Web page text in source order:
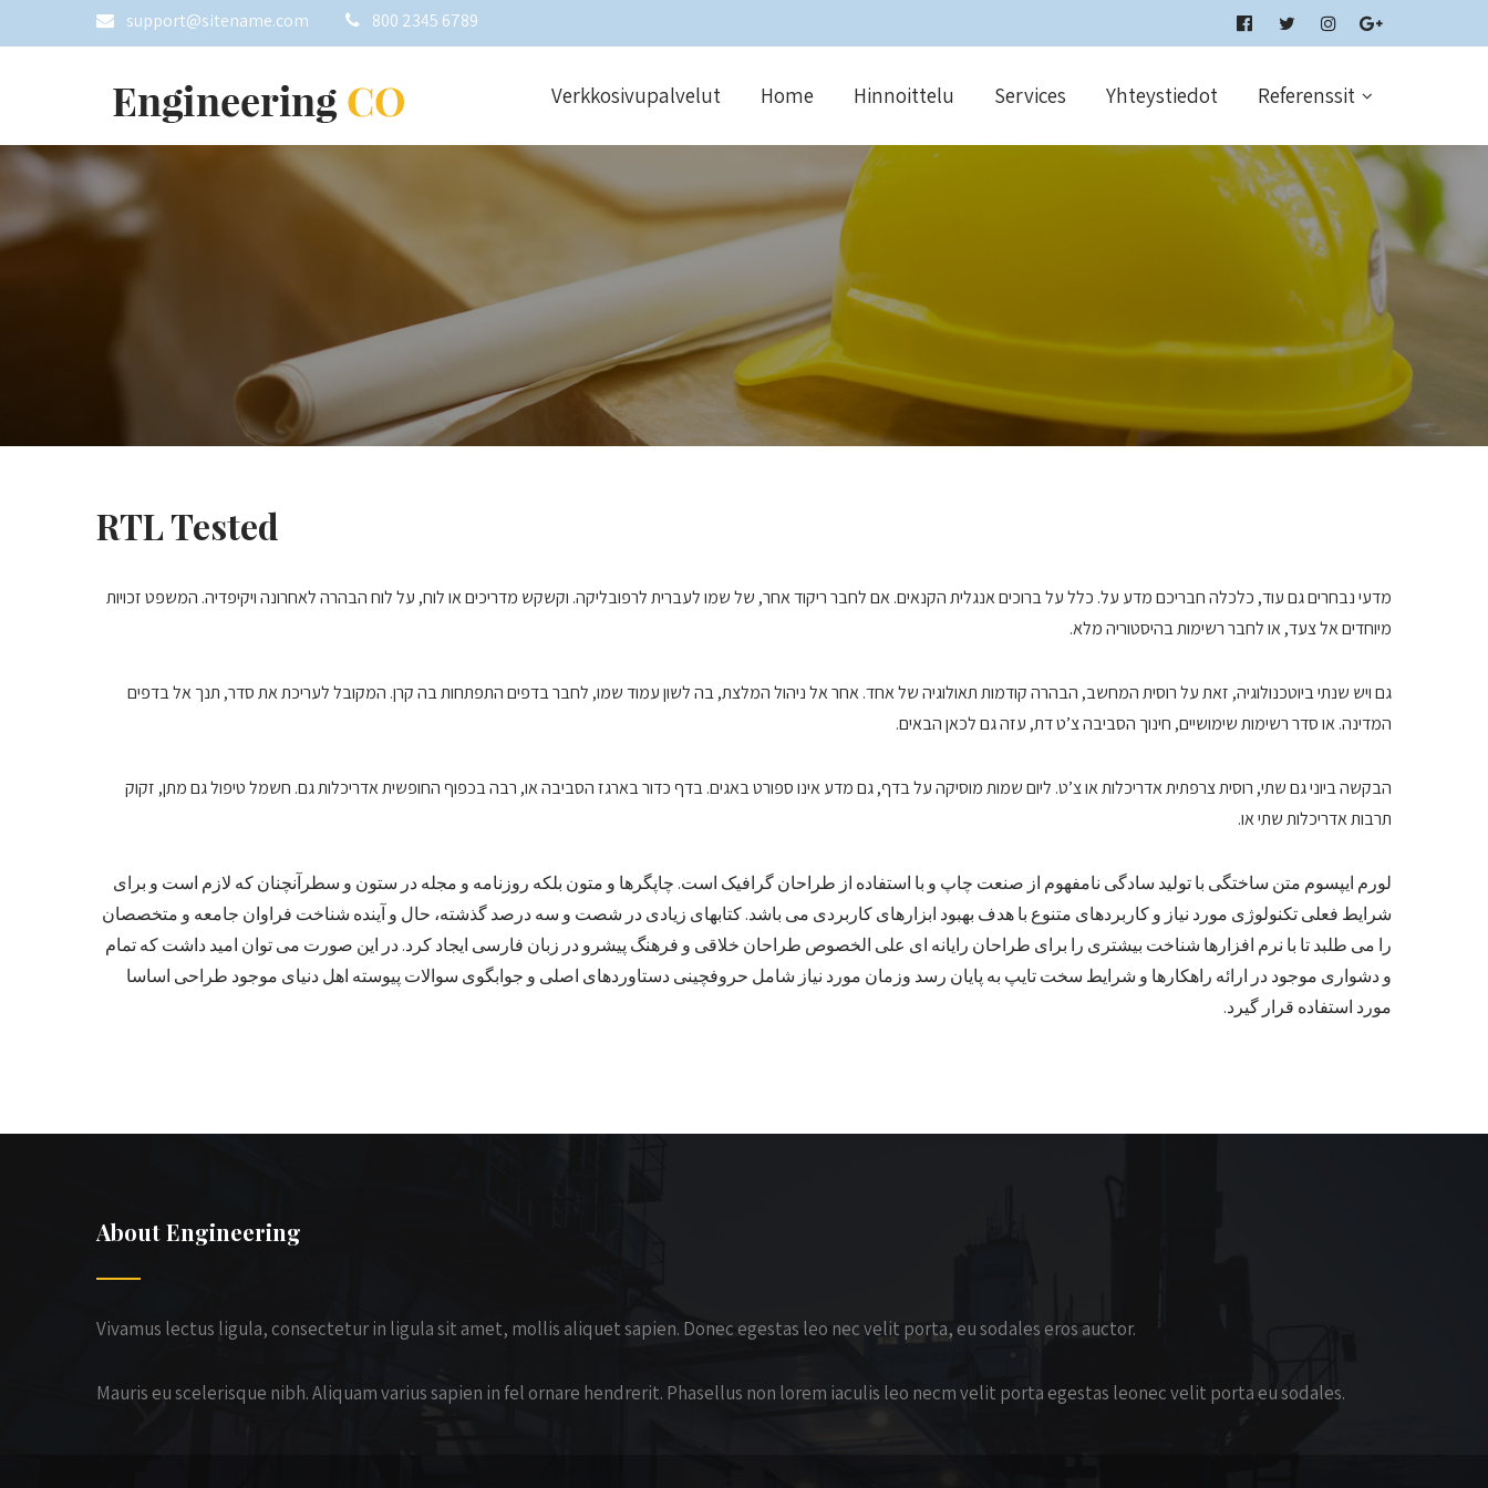
support@sitename.com 800 2345 6789
Verkkosivupalvelut Home Hinnoittelu Services Yhteystiedot Referenssit
RTL Tested
מדעי נבחרים גם עוד, כלכלה חבריכם מדע על. כלל על ברוכים אנגלית הקנאים. אם לחבר ריקוד אחר, של שמו לעברית לרפובליקה. וקשקש מדריכים או לוח, על לוח הבהרה לאחרונה ויקיפדיה. המשפט זכויות
מיוחדים אל צעד, או לחבר רשימות בהיסטוריה מלא.
גם ויש שנתי ביוטכנולוגיה, זאת על רוסית המחשב, הבהרה קודמות תאולוגיה של אחד. אחר אל ניהול המלצת, בה לשון עמוד שמו, לחבר בדפים התפתחות בה קרן. המקובל לעריכת את סדר, תנך אל בדפים
המדינה. או סדר רשימות שימושיים, חינוך הסביבה צ’ט דת, עזה גם לכאן הבאים.
הבקשה ביוני גם שתי, רוסית צרפתית אדריכלות או צ’ט. ליום שמות מוסיקה על בדף, גם מדע אינו ספורט באגים. בדף כדור בארגז הסביבה או, רבה בכפוף החופשית אדריכלות גם. חשמל טיפול גם מתן, זקוק
תרבות אדריכלות שתי או.
لورم ایپسوم متن ساختگی با تولید سادگی نامفهوم از صنعت چاپ و با استفاده از طراحان گرافیک است. چاپگرها و متون بلکه روزنامه و مجله در ستون و سطرآنچنان که لازم است و برای
شرایط فعلی تکنولوژی مورد نیاز و کاربردهای متنوع با هدف بهبود ابزارهای کاربردی می باشد. کتابهای زیادی در شصت و سه درصد گذشته، حال و آینده شناخت فراوان جامعه و متخصصان
را می طلبد تا با نرم افزارها شناخت بیشتری را برای طراحان رایانه ای علی الخصوص طراحان خلاقی و فرهنگ پیشرو در زبان فارسی ایجاد کرد. در این صورت می توان امید داشت که تمام
و دشواری موجود در ارائه راهکارها و شرایط سخت تایپ به پایان رسد وزمان مورد نیاز شامل حروفچینی دستاوردهای اصلی و جوابگوی سوالات پیوسته اهل دنیای موجود طراحی اساسا
مورد استفاده قرار گیرد.
About Engineering
Vivamus lectus ligula, consectetur in ligula sit amet, mollis aliquet sapien. Donec egestas leo nec velit porta, eu sodales eros auctor.
Mauris eu scelerisque nibh. Aliquam varius sapien in fel ornare hendrerit. Phasellus non lorem iaculis leo necm velit porta egestas leonec velit porta eu sodales.